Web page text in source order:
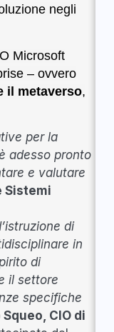
negli
Microsoft
– ovvero
il metaverso,
per la
adesso pronto
e valutare
Sistemi
di
in
di
il settore
specifiche
CIO di